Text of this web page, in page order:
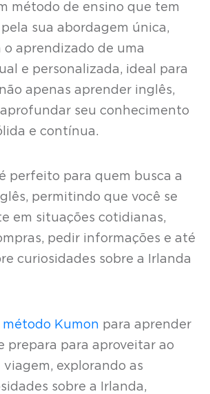
método de ensino que tem
sua abordagem única,
aprendizado de uma
e personalizada, ideal para
apenas aprender inglês,
seu conhecimento
e contínua.
perfeito para quem busca a
permitindo que você se
em situações cotidianas,
pedir informações e até
curiosidades sobre a Irlanda
método Kumon para aprender
prepara para aproveitar ao
viagem, explorando as
sobre a Irlanda,